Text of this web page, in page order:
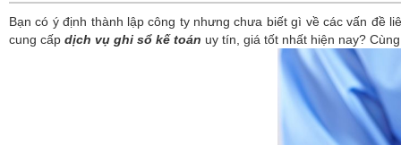
Bạn có ý định thành lập công ty nhưng chưa biết gì về các vấn đề
cung cấp dịch vụ ghi sổ kế toán uy tín, giá tốt nhất hiện nay?